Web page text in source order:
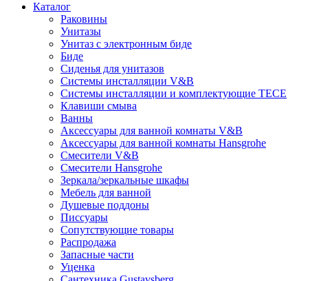
Каталог
Раковины
Унитазы
Унитаз с электронным биде
Биде
Сиденья для унитазов
Системы инсталляции V&B
Системы инсталляции и комплектующие TECE
Клавиши смыва
Ванны
Аксессуары для ванной комнаты V&B
Аксессуары для ванной комнаты Hansgrohe
Смесители V&B
Смесители Hansgrohe
Зеркала/зеркальные шкафы
Мебель для ванной
Душевые поддоны
Писсуары
Сопутствующие товары
Распродажа
Запасные части
Уценка